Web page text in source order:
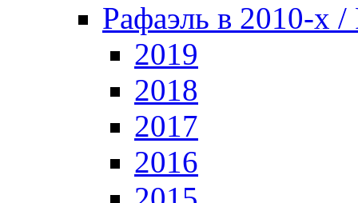
Рафаэль в 2010-х /
2019
2018
2017
2016